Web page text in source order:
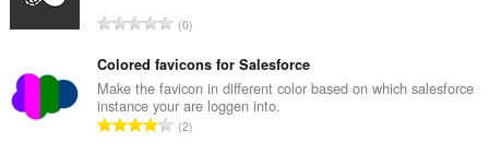
評
的
總
次
數
0
Colored favicons for Salesforce
Make the favicon in different color based on which salesforce
instance your are loggen into.
評
2